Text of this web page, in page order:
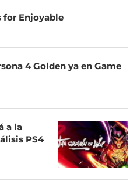
for Enjoyable
4 Golden ya en Game
a la
PS4